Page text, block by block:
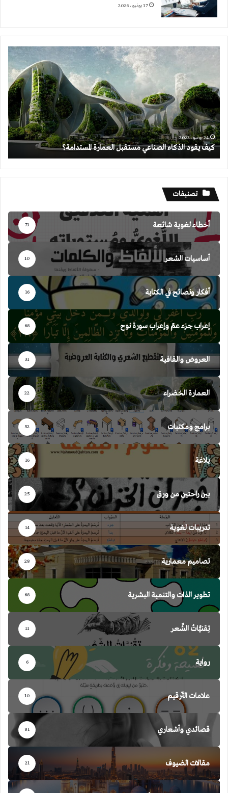
17 يونيو، 2026
الصناعي
مستقبل
المستدامة؟
24 يونيو، 2023
كيف يقود الذكاء الصناعي مستقبل العمارة المستدامة؟
تصنيفات
أخطاء لغوية شائعة 73
أساسيات الشعر 10
أفكار ونصائح في الكتابة 16
إعراب جزء عمّ وإعراب سورة نوح 68
العروض والقافية 31
العمارة الخضراء 22
برامج ومكتبات 52
بلاغة 16
بين راحتين من ورق 25
تدريبات لغوية 14
تصاميم معمارية 28
تطوير الذات والتنمية البشرية 68
تِقنيَّاتُ الشِّعر 11
رواية 6
علامات التّرقيم 10
قصائدي وأشعاري 81
مقالات الضيوف 21